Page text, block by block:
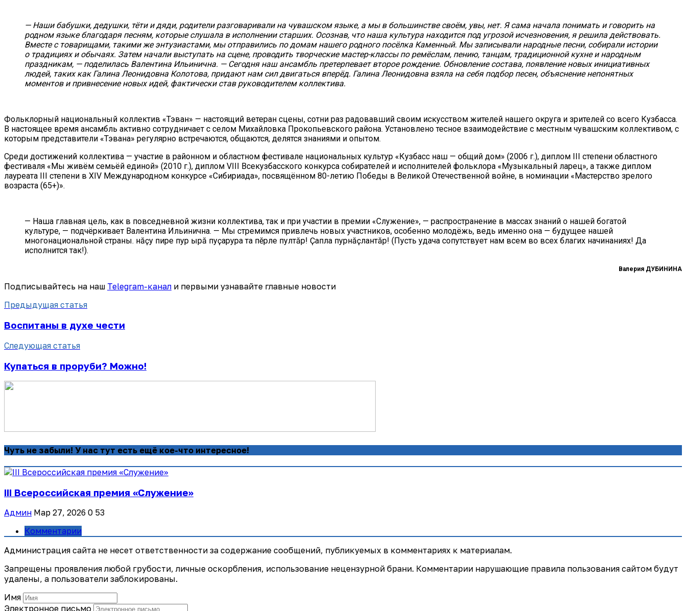
— Наши бабушки, дедушки, тёти и дяди, родители разговаривали на чувашском языке, а мы в большинстве своём, увы, нет. Я сама начала понимать и говорить на
родном языке благодаря песням, которые слушала в исполнении старших. Осознав, что наша культура находится под угрозой исчезновения, я решила действовать.
Вместе с товарищами, такими же энтузиастами, мы отправились по домам нашего родного посёлка Каменный. Мы записывали народные песни, собирали истории
о традициях и обычаях. Затем начали выступать на сцене, проводить творческие мастер-классы по ремёслам, пению, танцам, традиционной кухне и народным
праздникам, — поделилась Валентина Ильинична. — Сегодня наш ансамбль претерпевает второе рождение. Обновление состава, появление новых инициативных
людей, таких как Галина Леонидовна Колотова, придают нам сил двигаться вперёд. Галина Леонидовна взяла на себя подбор песен, объяснение непонятных
моментов и привнесение новых идей, фактически став руководителем коллектива.
Фольклорный национальный коллектив «Тэван» — настоящий ветеран сцены, сотни раз радовавший своим искусством жителей нашего округа и зрителей со всего Кузбасса.
В настоящее время ансамбль активно сотрудничает с селом Михайловка Прокопьевского района. Установлено тесное взаимодействие с местным чувашским коллективом, с
которым представители «Тэвана» регулярно встречаются, общаются, делятся знаниями и опытом.
Среди достижений коллектива — участие в районном и областном фестивале национальных культур «Кузбасс наш — общий дом» (2006 г.), диплом III степени областного
фестиваля «Мы живём семьёй единой» (2010 г.), диплом VIII Всекузбасского конкурса собирателей и исполнителей фольклора «Музыкальный ларец», а также диплом
лауреата III степени в XIV Международном конкурсе «Сибириада», посвящённом 80-летию Победы в Великой Отечественной войне, в номинации «Мастерство зрелого
возраста (65+)».
— Наша главная цель, как в повседневной жизни коллектива, так и при участии в премии «Служение», — распространение в массах знаний о нашей богатой
культуре, — подчёркивает Валентина Ильинична. — Мы стремимся привлечь новых участников, особенно молодёжь, ведь именно она — будущее нашей
многонациональной страны. Ӑнӑҫу пире пур ырӑ пуҫарура та пӗрле пултӑр! Ҫапла пурнӑҫлантӑр! (Пусть удача сопутствует нам всем во всех благих начинаниях! Да
исполнится так!).
Валерия ДУБИНИНА
Подписывайтесь на наш Telegram-канал и первыми узнавайте главные новости
Предыдущая статья
Воспитаны в духе чести
Следующая статья
Купаться в проруби? Можно!
Чуть не забыли! У нас тут есть ещё кое-что интересное!
III Всероссийская премия «Служение»
Админ Мар 27, 2026 0 53
Комментарии
Администрация сайта не несет ответственности за содержание сообщений, публикуемых в комментариях к материалам.
Запрещены проявления любой грубости, личные оскорбления, использование нецензурной брани. Комментарии нарушающие правила пользования сайтом будут
удалены, а пользователи заблокированы.
Имя
Электронное письмо